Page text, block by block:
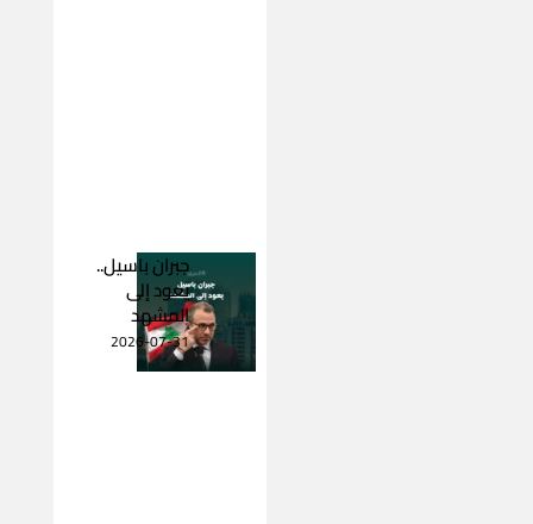
جبران باسيل..
يعود إلى
المشهد
2026-07-31